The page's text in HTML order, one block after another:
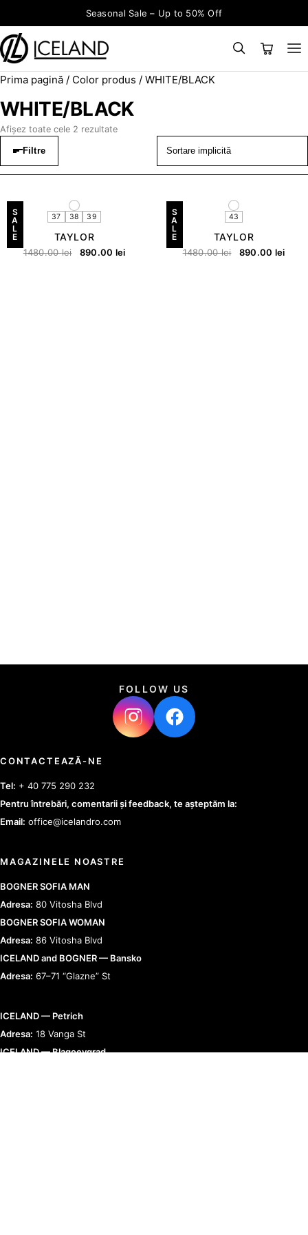
Seasonal Sale – Up to 50% Off
Prima pagină / Color produs / WHITE/BLACK
WHITE/BLACK
Afișez toate cele 2 rezultate
Filtre
S
A
L
E
37 38 39
TAYLOR
1480.00lei 890.00 lei
S
A
L
E
43
TAYLOR
1480.00lei 890.00 lei
FOLLOW US
CONTACTEAZĂ-NE
Tel: + 40 775 290 232
Pentru întrebări, comentarii și feedback, te așteptăm la:
Email: office@icelandro.com
MAGAZINELE NOASTRE
BOGNER SOFIA MAN
Adresa: 80 Vitosha Blvd
BOGNER SOFIA WOMAN
Adresa: 86 Vitosha Blvd
ICELAND and BOGNER — Bansko
Adresa: 67–71 “Glazne” St
ICELAND — Petrich
Adresa: 18 Vanga St
ICELAND — Blagoevgrad